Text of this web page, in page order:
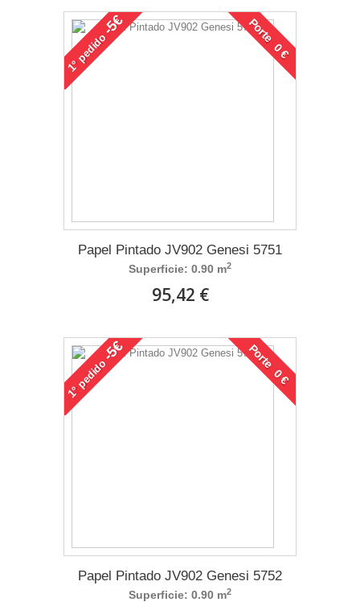
1°
pedido
-5€ Porte 0 €
Papel Pintado JV902 Genesi 5751
Superficie: 0.90 m2
95,42 €
1°
pedido
-5€ Porte 0 €
Papel Pintado JV902 Genesi 5752
Superficie: 0.90 m2